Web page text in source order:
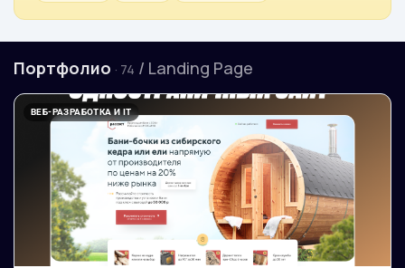
Портфолио · 74 / Landing Page
ВЕБ-РАЗРАБОТКА И IT